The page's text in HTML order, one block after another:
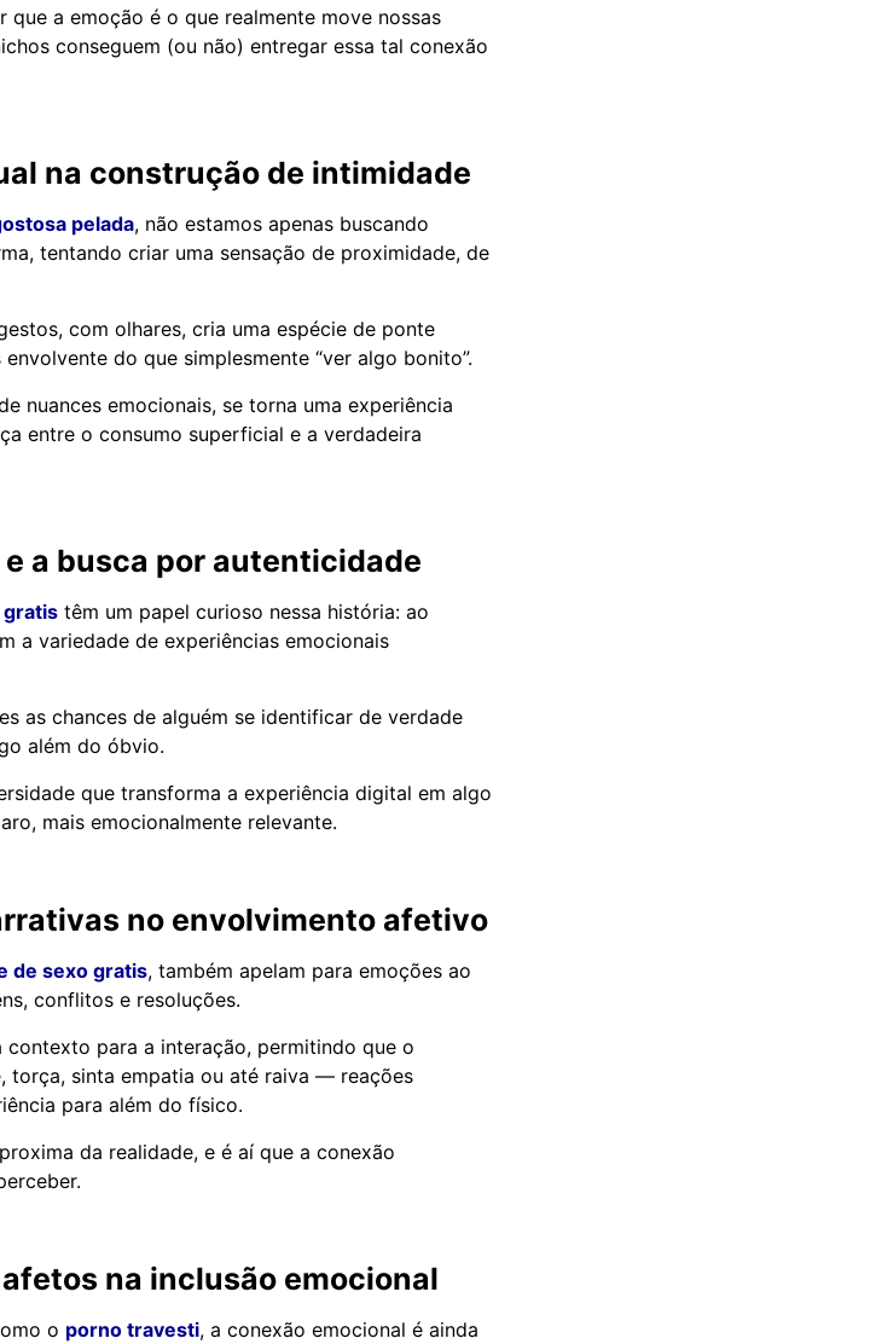
a emoção é o que realmente move nossas
conseguem (ou não) entregar essa tal conexão
na construção de intimidade
pelada, não estamos apenas buscando
tentando criar uma sensação de proximidade, de
com olhares, cria uma espécie de ponte
do que simplesmente “ver algo bonito”.
nuances emocionais, se torna uma experiência
entre o consumo superficial e a verdadeira
a busca por autenticidade
têm um papel curioso nessa história: ao
a variedade de experiências emocionais
as chances de alguém se identificar de verdade
além do óbvio.
que transforma a experiência digital em algo
mais emocionalmente relevante.
no envolvimento afetivo
de sexo gratis, também apelam para emoções ao
conflitos e resoluções.
contexto para a interação, permitindo que o
torça, sinta empatia ou até raiva — reações
para além do físico.
da realidade, e é aí que a conexão
na inclusão emocional
o porno travesti, a conexão emocional é ainda